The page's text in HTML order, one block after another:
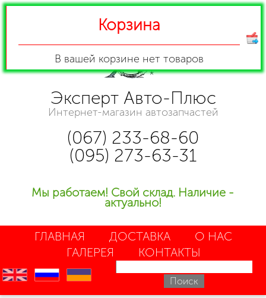
Эксперт Авто-Плюс
Интернет-магазин автозапчастей
(067) 233-68-60
(095) 273-63-31
Мы работаем! Свой склад. Наличие -
актуально!
ГЛАВНАЯ ДОСТАВКА
О НАС
ГАЛЕРЕЯ
КОНТАКТЫ
en ru uk
Корзина
В вашей корзине нет товаров